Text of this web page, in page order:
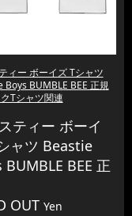
ィー ボーイズ Tシャツ
Boys BUMBLE BEE 正規
Tシャツ関連
ティー ボーイ
ャツ Beastie
BUMBLE BEE 正
OUT Yen